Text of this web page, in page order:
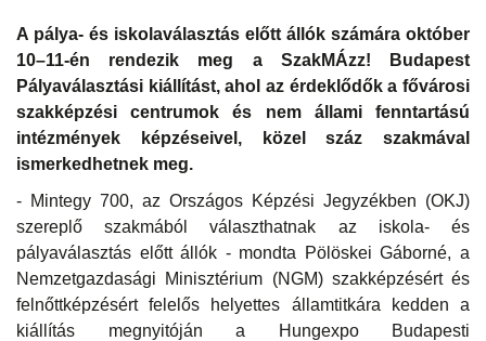
A pálya- és iskolaválasztás előtt állók számára október
10–11-én rendezik meg a SzakMÁzz! Budapest
Pályaválasztási kiállítást, ahol az érdeklődők a fővárosi
szakképzési centrumok és nem állami fenntartású
intézmények képzéseivel, közel száz szakmával
ismerkedhetnek meg.
- Mintegy 700, az Országos Képzési Jegyzékben (OKJ)
szereplő szakmából választhatnak az iskola- és
pályaválasztás előtt állók - mondta Pölöskei Gáborné, a
Nemzetgazdasági Minisztérium (NGM) szakképzésért és
felnőttképzésért felelős helyettes államtitkára kedden a
kiállítás megnyitóján a Hungexpo Budapesti